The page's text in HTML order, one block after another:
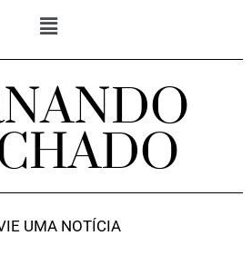
UMA NOTÍCIA